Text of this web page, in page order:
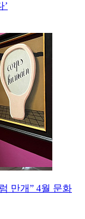
’
만개” 4월 문화